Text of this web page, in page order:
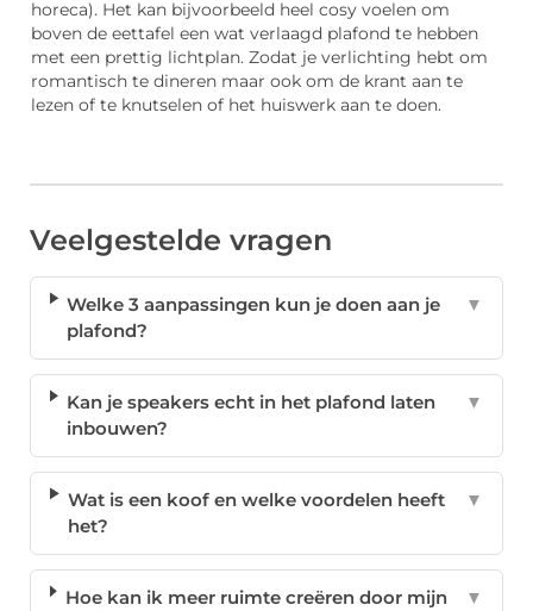
horeca). Het kan bijvoorbeeld heel cosy voelen om
boven de eettafel een wat verlaagd plafond te hebben
met een prettig lichtplan. Zodat je verlichting hebt om
romantisch te dineren maar ook om de krant aan te
lezen of te knutselen of het huiswerk aan te doen.
Veelgestelde vragen
Welke 3 aanpassingen kun je doen aan je
plafond?
▼
Kan je speakers echt in het plafond laten
inbouwen?
▼
Wat is een koof en welke voordelen heeft
het?
▼
Hoe kan ik meer ruimte creëren door mijn
▼